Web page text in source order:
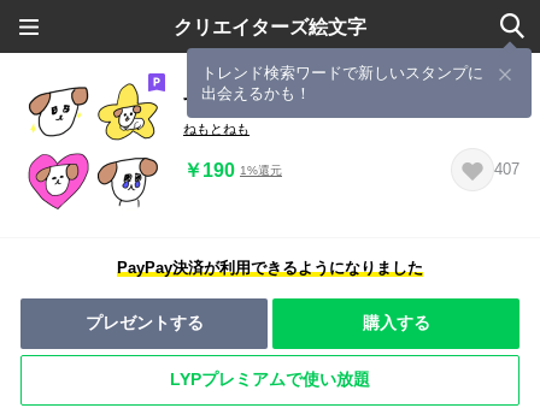
クリエイターズ絵文字
トレンド検索ワードで新しいスタンプに
出会えるかも！
すこやかドッグの絵文字
ねもとねも
￥190 1%還元 407
PayPay決済が利用できるようになりました
プレゼントする 購入する
LYPプレミアムで使い放題